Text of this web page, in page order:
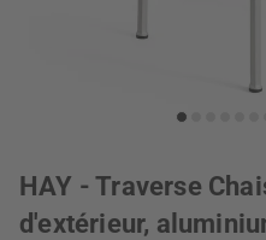
HAY - Traverse
d'extérieur,